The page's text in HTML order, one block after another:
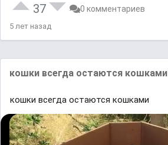
37 0 комментариев
5 лет назад
кошки всегда остаются кошками
кошки всегда остаются кошками